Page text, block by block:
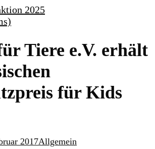
2025
Tiere e.V. erhält
für Kids
2017Allgemein